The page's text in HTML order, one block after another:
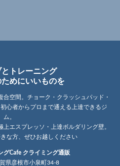
トレーニング
めにいいものを
空間。チョーク・クラッシュパッド・
心者からプロまで通える上達できるジ
ム。
エスプレッソ・上達ボルダリング壁。
な方、ぜひお越しください
グCafe クライミング通販
県彦根市小泉町34-8